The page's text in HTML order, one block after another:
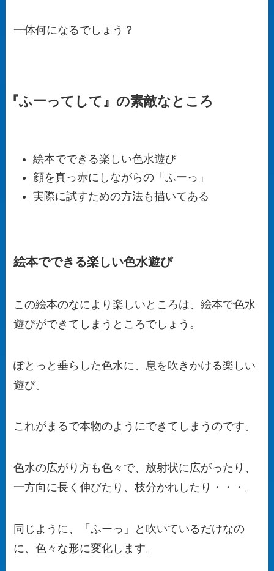
一体何になるでしょう？
『ふーってして』の素敵なところ
絵本でできる楽しい色水遊び
顔を真っ赤にしながらの「ふーっ」
実際に試すための方法も描いてある
絵本でできる楽しい色水遊び
この絵本のなにより楽しいところは、絵本で色水
遊びができてしまうところでしょう。
ぽとっと垂らした色水に、息を吹きかける楽しい
遊び。
これがまるで本物のようにできてしまうのです。
色水の広がり方も色々で、放射状に広がったり、
一方向に長く伸びたり、枝分かれしたり・・・。
同じように、「ふーっ」と吹いているだけなの
に、色々な形に変化します。